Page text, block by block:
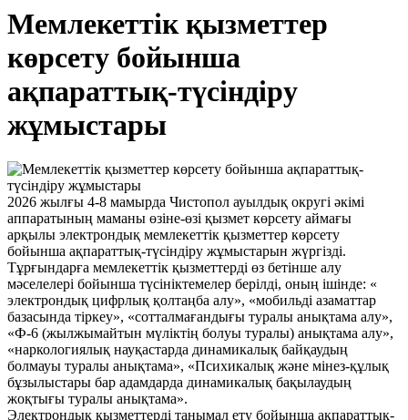
Мемлекеттік қызметтер
көрсету бойынша
ақпараттық-түсіндіру
жұмыстары
2026 жылғы 4-8 мамырда Чистопол ауылдық округі әкімі
аппаратының маманы өзіне-өзі қызмет көрсету аймағы
арқылы электрондық мемлекеттік қызметтер көрсету
бойынша ақпараттық-түсіндіру жұмыстарын жүргізді.
Тұрғындарға мемлекеттік қызметтерді өз бетінше алу
мәселелері бойынша түсініктемелер берілді, оның ішінде: «
электрондық цифрлық қолтаңба алу», «мобильді азаматтар
базасында тіркеу», «сотталмағандығы туралы анықтама алу»,
«Ф-6 (жылжымайтын мүліктің болуы туралы) анықтама алу»,
«наркологиялық науқастарда динамикалық байқаудың
болмауы туралы анықтама», «Психикалық және мінез-құлық
бұзылыстары бар адамдарда динамикалық бақылаудың
жоқтығы туралы анықтама».
Электрондық қызметтерді танымал ету бойынша ақпараттық-